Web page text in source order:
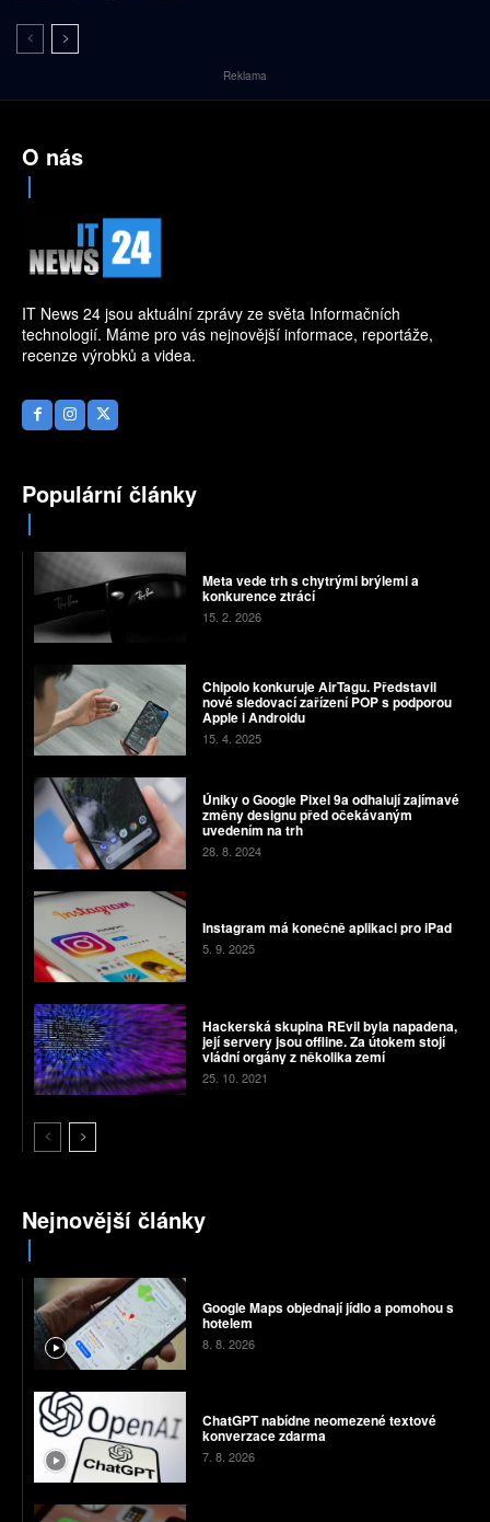
Reklama
O nás
IT News 24 jsou aktuální zprávy ze světa Informačních
technologií. Máme pro vás nejnovější informace, reportáže,
recenze výrobků a videa.
Populární články
Meta vede trh s chytrými brýlemi a
konkurence ztrácí
15. 2. 2026
Chipolo konkuruje AirTagu. Představil
nové sledovací zařízení POP s podporou
Apple i Androidu
15. 4. 2025
Úniky o Google Pixel 9a odhalují zajímavé
změny designu před očekávaným
uvedením na trh
28. 8. 2024
Instagram má konečně aplikaci pro iPad
5. 9. 2025
Hackerská skupina REvil byla napadena,
její servery jsou offline. Za útokem stojí
vládní orgány z několika zemí
25. 10. 2021
Nejnovější články
Google Maps objednají jídlo a pomohou s
hotelem
8. 8. 2026
ChatGPT nabídne neomezené textové
konverzace zdarma
7. 8. 2026